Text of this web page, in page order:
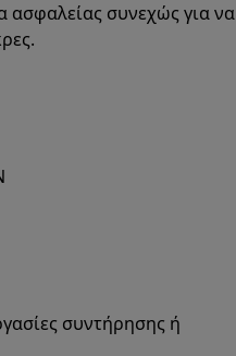
ασφαλείας συνεχώς για να
συντήρησης ή